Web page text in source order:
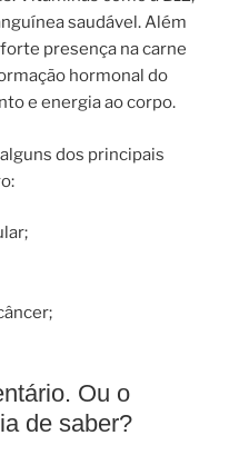
saudável. Além
presença na carne
hormonal do
e energia ao corpo.
dos principais
Ou o
de saber?